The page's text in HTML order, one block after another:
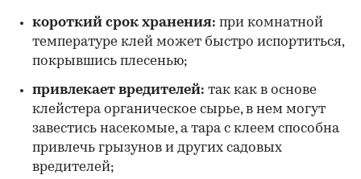
короткий срок хранения: при комнатной
температуре клей может быстро испортиться,
покрывшись плесенью;
привлекает вредителей: так как в основе
клейстера органическое сырье, в нем могут
завестись насекомые, а тара с клеем способна
привлечь грызунов и других садовых
вредителей;